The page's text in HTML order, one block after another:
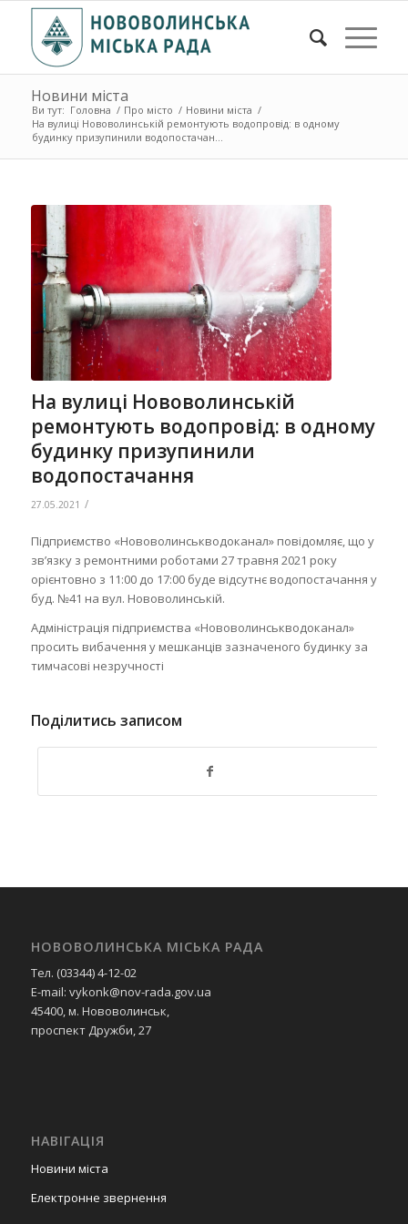
Новини міста
Ви тут: Головна / Про місто / Новини міста /
На вулиці Нововолинській ремонтують водопровід: в одному
будинку призупинили водопостачан...
На вулиці Нововолинській
ремонтують водопровід: в одному
будинку призупинили
водопостачання
27.05.2021 /
Підприємство «Нововолинськводоканал» повідомляє, що у
зв’язку з ремонтними роботами 27 травня 2021 року
орієнтовно з 11:00 до 17:00 буде відсутнє водопостачання у
буд. №41 на вул. Нововолинській.
Адміністрація підприємства «Нововолинськводоканал»
просить вибачення у мешканців зазначеного будинку за
тимчасові незручності
Поділитись записом
НОВОВОЛИНСЬКА МІСЬКА РАДА
Тел. (03344) 4-12-02
E-mail: vykonk@nov-rada.gov.ua
45400, м. Нововолинськ,
проспект Дружби, 27
НАВІГАЦІЯ
Новини міста
Електронне звернення